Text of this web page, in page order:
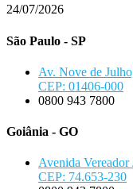
24/07/2026
São Paulo - SP
Av. Nove de
CEP: 01406-000
0800 943 7800
Goiânia - GO
Avenida
CEP: 74.653-230